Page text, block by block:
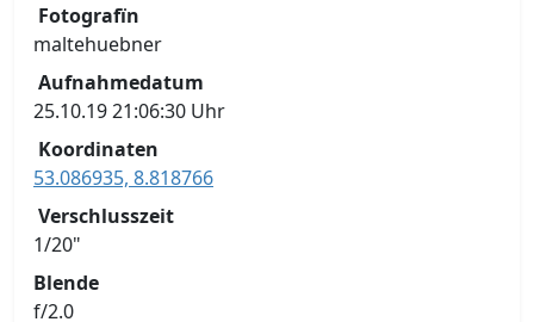
Fotografïn
maltehuebner
Aufnahmedatum
25.10.19 21:06:30 Uhr
Koordinaten
53.086935, 8.818766
Verschlusszeit
1/20"
Blende
f/2.0